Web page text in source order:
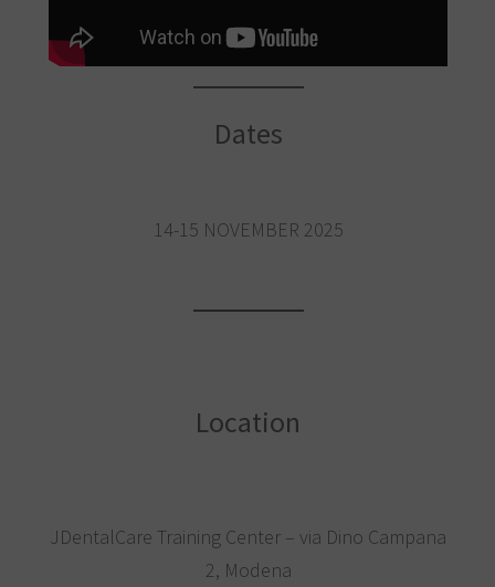
Dates
14-15 NOVEMBER 2025
Location
JDentalCare Training Center – via Dino Campana
2, Modena